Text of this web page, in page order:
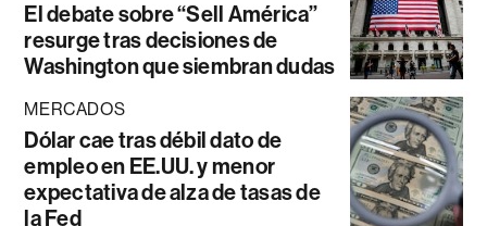
El debate sobre “Sell América”
resurge tras decisiones de
Washington que siembran dudas
MERCADOS
Dólar cae tras débil dato de
empleo en EE.UU. y menor
expectativa de alza de tasas de
la Fed